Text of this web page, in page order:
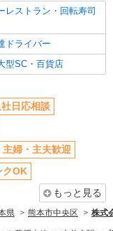
レストラン・回転寿司
ドライバー
型SC・百貨店
社日応相談
主婦・主夫歓迎
クOK
もっと見る
県 熊本市中央区 株式